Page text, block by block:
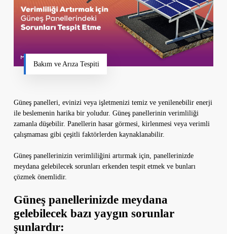
Bakım ve Arıza Tespiti
Güneş panelleri, evinizi veya işletmenizi temiz ve yenilenebilir enerji
ile beslemenin harika bir yoludur. Güneş panellerinin verimliliği
zamanla düşebilir. Panellerin hasar görmesi, kirlenmesi veya verimli
çalışmaması gibi çeşitli faktörlerden kaynaklanabilir.
Güneş panellerinizin verimliliğini artırmak için, panellerinizde
meydana gelebilecek sorunları erkenden tespit etmek ve bunları
çözmek önemlidir.
Güneş panellerinizde meydana
gelebilecek bazı yaygın sorunlar
şunlardır: